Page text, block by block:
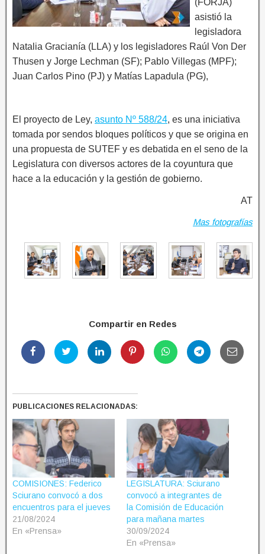
asistió la
legisladora
Natalia Gracianía (LLA) y los legisladores Raúl Von Der
Thusen y Jorge Lechman (SF); Pablo Villegas (MPF);
Juan Carlos Pino (PJ) y Matías Lapadula (PG),
El proyecto de Ley, asunto Nº 588/24, es una iniciativa
tomada por sendos bloques políticos y que se origina en
una propuesta de SUTEF y es debatida en el seno de la
Legislatura con diversos actores de la coyuntura que
hace a la educación y la gestión de gobierno.
AT
Mas fotografías
Compartir en Redes
PUBLICACIONES RELACIONADAS:
COMISIONES: Federico
Sciurano convocó a dos
encuentros para el jueves
21/08/2024
En «Prensa»
LEGISLATURA: Sciurano
convocó a integrantes de
la Comisión de Educación
para mañana martes
30/09/2024
En «Prensa»